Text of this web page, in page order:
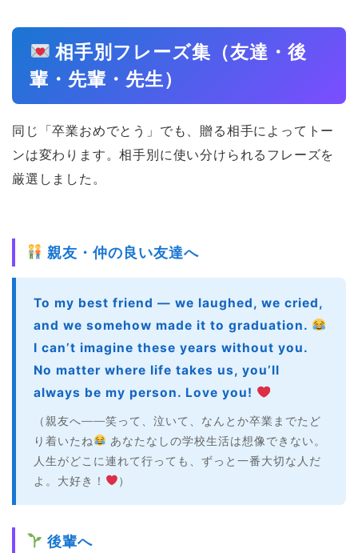
相手別フレーズ集（友達・後
輩・先輩・先生）
同じ「卒業おめでとう」でも、贈る相手によってトー
ンは変わります。相手別に使い分けられるフレーズを
厳選しました。
親友・仲の良い友達へ
To my best friend — we laughed, we cried,
and we somehow made it to graduation.
I can’t imagine these years without you.
No matter where life takes us, you’ll
always be my person. Love you!
（親友へ――笑って、泣いて、なんとか卒業までたど
り着いたね
あなたなしの学校生活は想像できない。
人生がどこに連れて行っても、ずっと一番大切な人だ
よ。大好き！
）
後輩へ